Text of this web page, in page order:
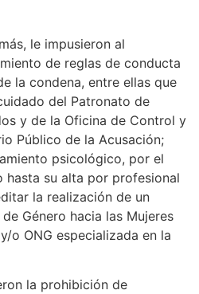
le impusieron al
de reglas de conducta
la condena, entre ellas que
del Patronato de
y de la Oficina de Control y
Público de la Acusación;
psicológico, por el
hasta su alta por profesional
la realización de un
Género hacia las Mujeres
o ONG especializada en la
la prohibición de